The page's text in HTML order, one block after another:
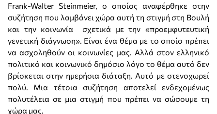
Frank-Walter Steinmeier, ο οποίος αναφέρθηκε στην
συζήτηση που λαμβάνει χώρα αυτή τη στιγμή στη Βουλή
και την κοινωνία σχετικά με την «προεμφυτευτική
γενετική διάγνωση». Είναι ένα θέμα με το οποίο πρέπει
να ασχοληθούν οι κοινωνίες μας. Αλλά στον ελληνικό
πολιτικό και κοινωνικό δημόσιο λόγο το θέμα αυτό δεν
βρίσκεται στην ημερήσια διάταξη. Αυτό με στενοχωρεί
πολύ. Μια τέτοια συζήτηση αποτελεί ενδεχομένως
πολυτέλεια σε μια στιγμή που πρέπει να σώσουμε τη
χώρα μας.